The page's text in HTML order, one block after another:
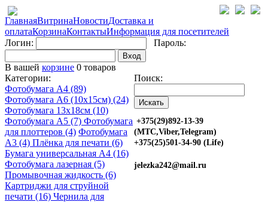
ГлавнаяВитринаНовостиДоставка и
оплатаКорзинаКонтактыИнформация для посетителей
Логин:
Пароль:
Вход
В вашей корзине 0 товаров
Категории:
Фотобумага A4 (89)
Фотобумага A6 (10х15см) (24)
Фотобумага 13х18см (10)
Фотобумага A5 (7) Фотобумага
для плоттеров (4) Фотобумага
A3 (4) Плёнка для печати (6)
Бумага универсальная A4 (16)
Фотобумага лазерная (5)
Промывочная жидкость (6)
Картриджи для струйной
печати (16) Чернила для
Поиск:
+375(29)892-13-39
(МТС,Viber,Telegram)
+375(25)501-34-90 (Life)
jelezka242@mail.ru